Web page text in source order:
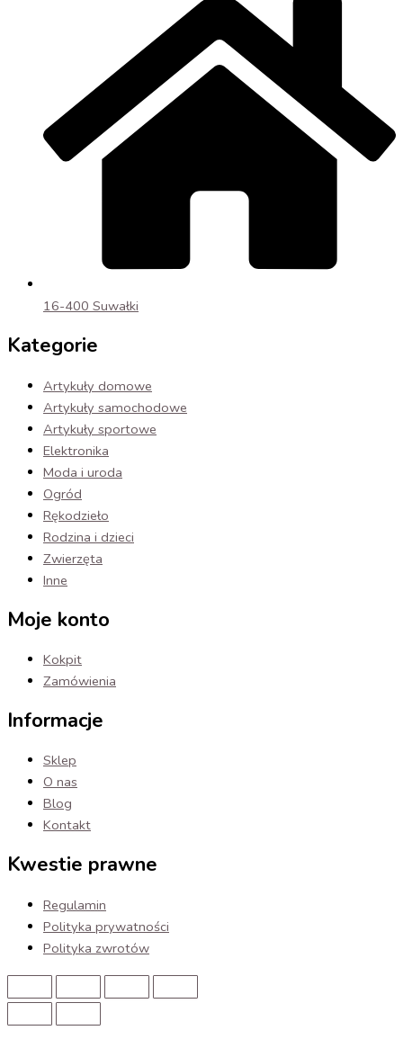
16-400 Suwałki
Kategorie
Artykuły domowe
Artykuły samochodowe
Artykuły sportowe
Elektronika
Moda i uroda
Ogród
Rękodzieło
Rodzina i dzieci
Zwierzęta
Inne
Moje konto
Kokpit
Zamówienia
Informacje
Sklep
O nas
Blog
Kontakt
Kwestie prawne
Regulamin
Polityka prywatności
Polityka zwrotów